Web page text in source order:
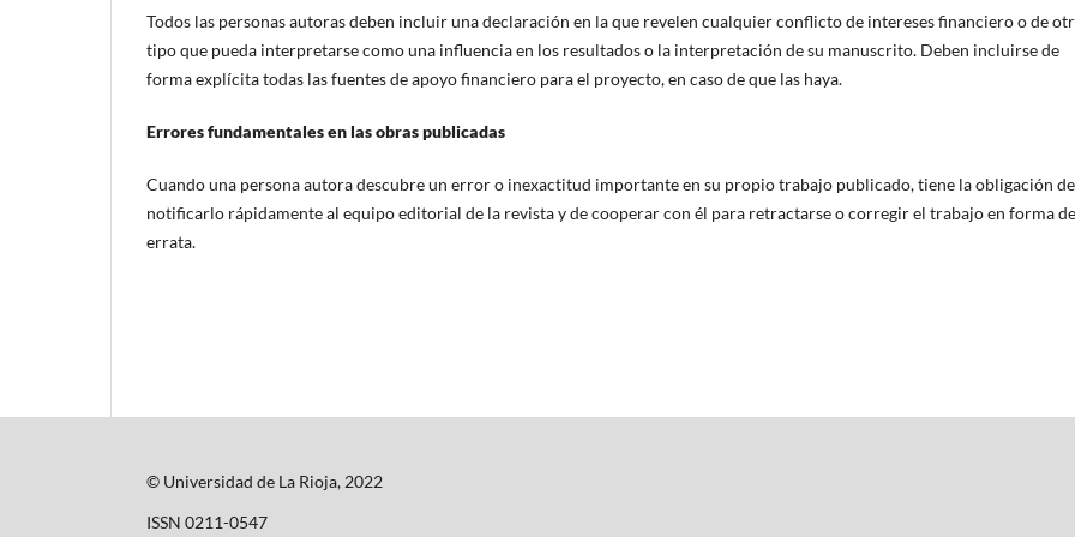
Todos las personas autoras deben incluir una declaración en la que revelen cualquier conflicto de intereses financiero o de
tipo que pueda interpretarse como una influencia en los resultados o la interpretación de su manuscrito. Deben incluirse de
forma explícita todas las fuentes de apoyo financiero para el proyecto, en caso de que las haya.
Errores fundamentales en las obras publicadas
Cuando una persona autora descubre un error o inexactitud importante en su propio trabajo publicado, tiene la obligación de
notificarlo rápidamente al equipo editorial de la revista y de cooperar con él para retractarse o corregir el trabajo en forma de
errata.
© Universidad de La Rioja, 2022
ISSN 0211-0547